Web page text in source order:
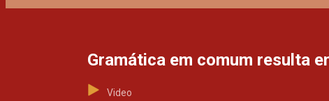
Gramática em comum resulta
Video